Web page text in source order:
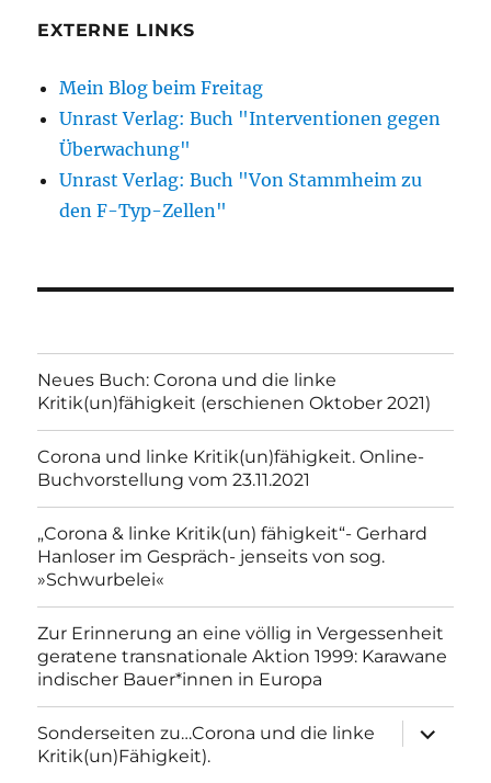
EXTERNE LINKS
Mein Blog beim Freitag
Unrast Verlag: Buch "Interventionen gegen
Überwachung"
Unrast Verlag: Buch "Von Stammheim zu
den F-Typ-Zellen"
Neues Buch: Corona und die linke
Kritik(un)fähigkeit (erschienen Oktober 2021)
Corona und linke Kritik(un)fähigkeit. Online-
Buchvorstellung vom 23.11.2021
„Corona & linke Kritik(un) fähigkeit“- Gerhard
Hanloser im Gespräch- jenseits von sog.
»Schwurbelei«
Zur Erinnerung an eine völlig in Vergessenheit
geratene transnationale Aktion 1999: Karawane
indischer Bauer*innen in Europa
Sonderseiten zu…Corona und die linke
Kritik(un)Fähigkeit).
anzeigen